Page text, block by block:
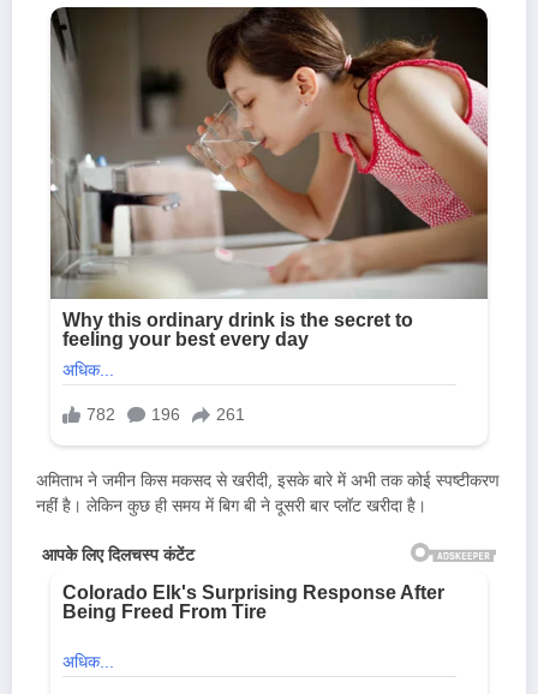
अमिताभ ने जमीन किस मकसद से खरीदी, इसके बारे में अभी तक कोई स्पष्टीकरण
नहीं है। लेकिन कुछ ही समय में बिग बी ने दूसरी बार प्लॉट खरीदा है।